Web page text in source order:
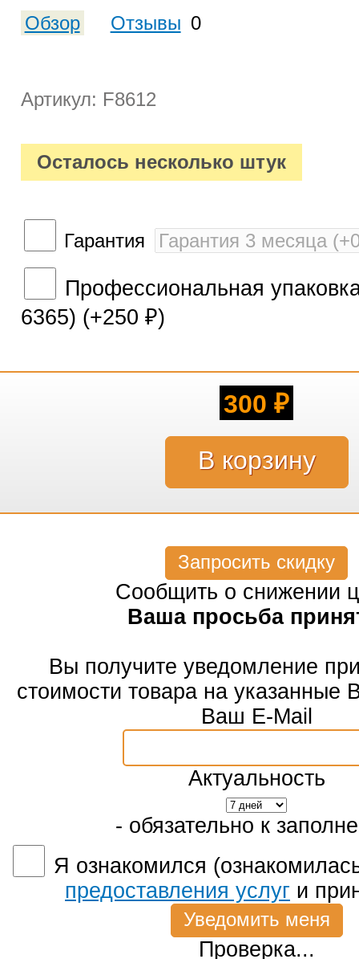
Обзор Отзывы 0
Артикул: F8612
Осталось несколько штук
Гарантия
Профессиональная
6365) (+250 ₽)
300 ₽
Запросить скидку
Сообщить о снижении
Ваша просьба
Вы получите уведомление
стоимости товара на указанные
Ваш E-Mail
Актуальность
- обязательно к
Я ознакомился
предоставления услуг и
Проверка...